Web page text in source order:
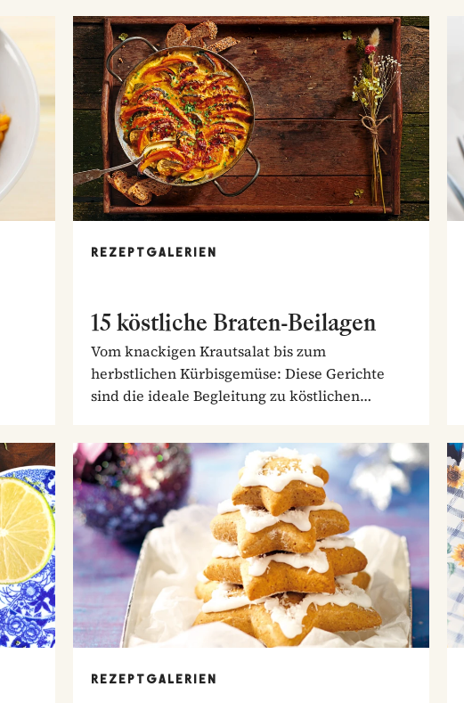
REZEPTGALERIEN
15 köstliche Braten-Beilagen
Vom knackigen Krautsalat bis zum
herbstlichen Kürbisgemüse: Diese Gerichte
sind die ideale Begleitung zu köstlichen
REZEPTGALERIEN